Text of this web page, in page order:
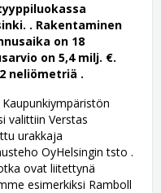
. Rakentaminen
on 18
on 5,4 milj. €.
neliömetriä .
valittiin Verstas
urakkaja
OyHelsingin tsto .
ovat liitettynä
esimerkiksi Ramboll